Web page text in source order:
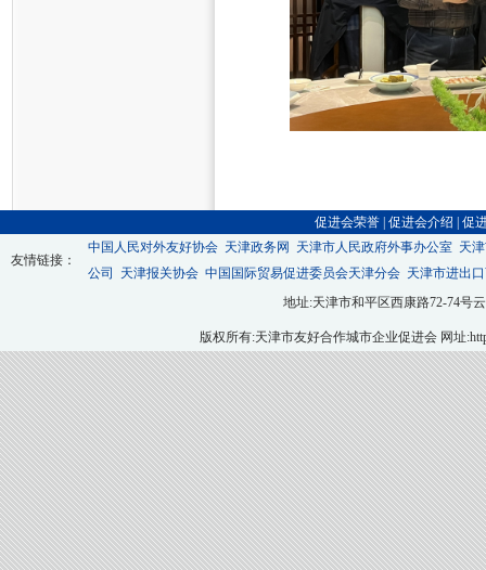
促进会荣誉 促进会介绍 促
友情链接：
中国人民对外友好协会 天津政务网 天津市人民政府外事办公室 天
公司
天津报关协会 中国国际贸易促进委员会天津分会 天津市进出
地址:天津市和平区西康路72-74号云
版权所有:天津市友好合作城市企业促进会 网址